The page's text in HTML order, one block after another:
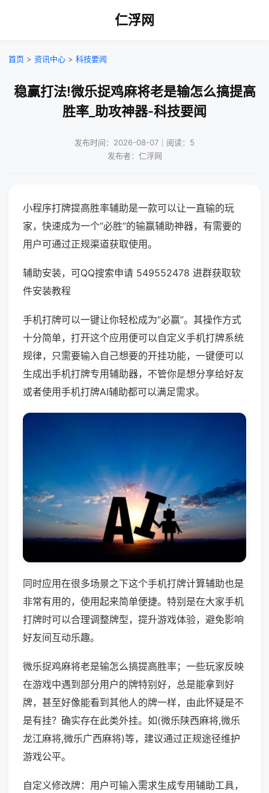
仁浮网
首页 > 资讯中心 > 科技要闻
稳赢打法!微乐捉鸡麻将老是输怎么搞提高
胜率_助攻神器-科技要闻
发布时间：2026-08-07｜阅读：5
发布者：仁浮网
小程序打牌提高胜率辅助是一款可以让一直输的玩
家，快速成为一个“必胜”的输赢辅助神器，有需要的
用户可通过正规渠道获取使用。
辅助安装，可QQ搜索申请 549552478 进群获取软
件安装教程
手机打牌可以一键让你轻松成为“必赢”。其操作方式
十分简单，打开这个应用便可以自定义手机打牌系统
规律，只需要输入自己想要的开挂功能，一键便可以
生成出手机打牌专用辅助器，不管你是想分享给好友
或者使用手机打牌AI辅助都可以满足需求。
同时应用在很多场景之下这个手机打牌计算辅助也是
非常有用的，使用起来简单便捷。特别是在大家手机
打牌时可以合理调整牌型，提升游戏体验，避免影响
好友间互动乐趣。
微乐捉鸡麻将老是输怎么搞提高胜率；一些玩家反映
在游戏中遇到部分用户的牌特别好，总是能拿到好
牌，甚至好像能看到其他人的牌一样，由此怀疑是不
是有挂？确实存在此类外挂。如(微乐陕西麻将,微乐
龙江麻将,微乐广西麻将)等，建议通过正规途径维护
游戏公平。
自定义修改牌：用户可输入需求生成专用辅助工具，